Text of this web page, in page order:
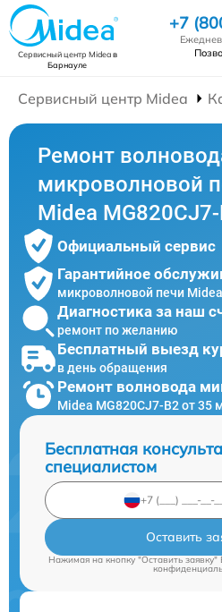
Сервисный центр Mideaв
Барнауле
+7
Сервисный центр Midea
Ремонт
микроволновой
Midea
Официальный сервис
Гарантийное
микроволновой печи
Диагностика за наш
ремонт по желанию
Бесплатный выезд
в день обращения
Ремонт волновода
Midea MG820CJ7-B2 от 35
Бесплатная
специалистом
Оставить
Нажимая на кнопку "Оставить